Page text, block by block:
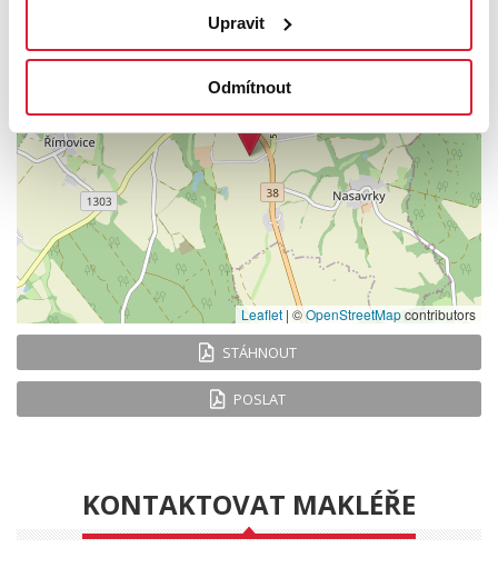
Upravit
Odmítnout
−
Leaflet | ©OpenStreetMapcontributors
STÁHNOUT
POSLAT
KONTAKTOVAT MAKLÉŘE